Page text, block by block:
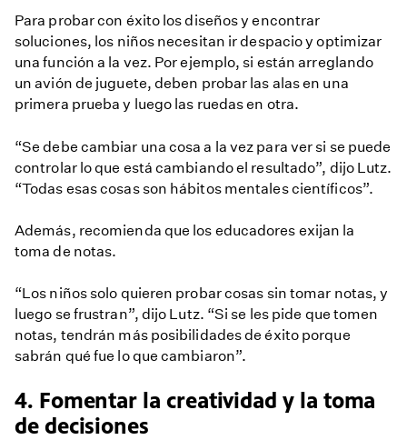
Para probar con éxito los diseños y encontrar
soluciones, los niños necesitan ir despacio y optimizar
una función a la vez. Por ejemplo, si están arreglando
un avión de juguete, deben probar las alas en una
primera prueba y luego las ruedas en otra.
“Se debe cambiar una cosa a la vez para ver si se puede
controlar lo que está cambiando el resultado”, dijo Lutz.
“Todas esas cosas son hábitos mentales científicos”.
Además, recomienda que los educadores exijan la
toma de notas.
“Los niños solo quieren probar cosas sin tomar notas, y
luego se frustran”, dijo Lutz. “Si se les pide que tomen
notas, tendrán más posibilidades de éxito porque
sabrán qué fue lo que cambiaron”.
4. Fomentar la creatividad y la toma
de decisiones